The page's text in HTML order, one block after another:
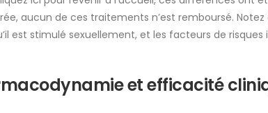
aucun de ces traitements n’est remboursé.
est stimulé sexuellement, et les facteurs de risques
et efficacité